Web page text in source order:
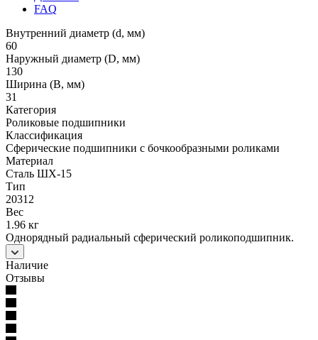
FAQ
Внутренний диаметр (d, мм)
60
Наружный диаметр (D, мм)
130
Ширина (B, мм)
31
Категория
Роликовые подшипники
Классификация
Сферические подшипники с бочкообразными роликами
Материал
Сталь ШХ-15
Тип
20312
Вес
1.96 кг
Однорядный радиальный сферический роликоподшипник.
Наличие
Отзывы